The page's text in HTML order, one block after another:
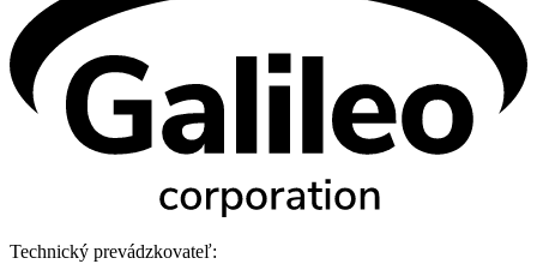
Technický prevádzkovateľ: